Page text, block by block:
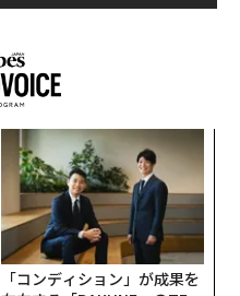
「コンディション」が成果を